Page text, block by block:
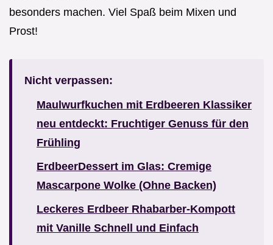
besonders machen. Viel Spaß beim Mixen und
Prost!
Nicht verpassen:
Maulwurfkuchen mit Erdbeeren Klassiker
neu entdeckt: Fruchtiger Genuss für den
Frühling
ErdbeerDessert im Glas: Cremige
Mascarpone Wolke (Ohne Backen)
Leckeres Erdbeer Rhabarber-Kompott
mit Vanille Schnell und Einfach